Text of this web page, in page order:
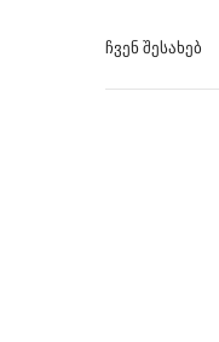
ჩვენ შესახებ